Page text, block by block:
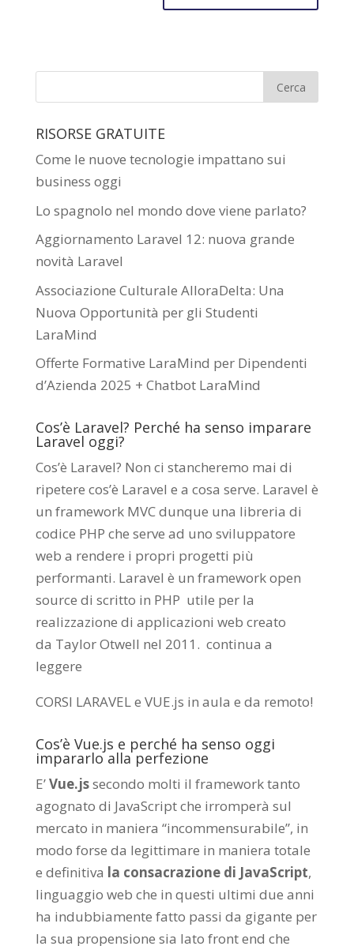
RISORSE GRATUITE
Come le nuove tecnologie impattano sui
business oggi
Lo spagnolo nel mondo dove viene parlato?
Aggiornamento Laravel 12: nuova grande
novità Laravel
Associazione Culturale AlloraDelta: Una
Nuova Opportunità per gli Studenti
LaraMind
Offerte Formative LaraMind per Dipendenti
d’Azienda 2025 + Chatbot LaraMind
Cos’è Laravel? Perché ha senso imparare
Laravel oggi?
Cos’è Laravel? Non ci stancheremo mai di
ripetere cos’è Laravel e a cosa serve. Laravel è
un framework MVC dunque una libreria di
codice PHP che serve ad uno sviluppatore
web a rendere i propri progetti più
performanti. Laravel è un framework open
source di scritto in PHP utile per la
realizzazione di applicazioni web creato
da Taylor Otwell nel 2011. continua a
leggere
CORSI LARAVEL e VUE.js in aula e da remoto!
Cos’è Vue.js e perché ha senso oggi
impararlo alla perfezione
E’Vue.jssecondo molti il framework tanto
agognato di JavaScript che irromperà sul
mercato in maniera “incommensurabile”, in
modo forse da legittimare in maniera totale
e definitiva la consacrazione di JavaScript,
linguaggio web che in questi ultimi due anni
ha indubbiamente fatto passi da gigante per
la sua propensione sia lato front end che